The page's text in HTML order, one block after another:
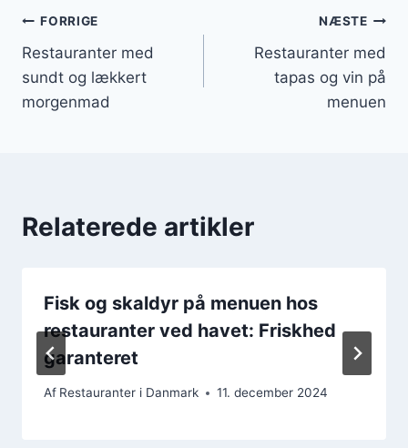
Indlægsnavigation
FORRIGE
Restauranter med
sundt og lækkert
morgenmad
NÆSTE
Restauranter med
tapas og vin på
menuen
Relaterede artikler
Fisk og skaldyr på menuen hos
restauranter ved havet: Friskhed
garanteret
Af Restauranter i Danmark 11. december 2024